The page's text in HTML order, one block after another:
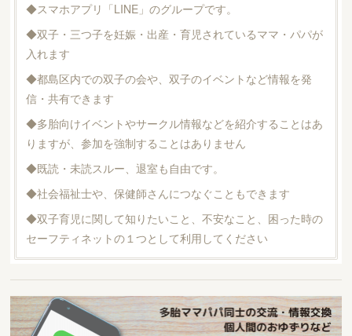
◆スマホアプリ「LINE」のグループです。
◆双子・三つ子を妊娠・出産・育児されているママ・パパが
入れます
◆都島区内での双子の会や、双子のイベントなど情報を発
信・共有できます
◆多胎向けイベントやサークル情報などを紹介することはあ
りますが、参加を強制することはありません
◆既読・未読スルー、退室も自由です。
◆社会福祉士や、保健師さんにつなぐこともできます
◆双子育児に関して知りたいこと、不安なこと、困った時の
セーフティネットの１つとして利用してください